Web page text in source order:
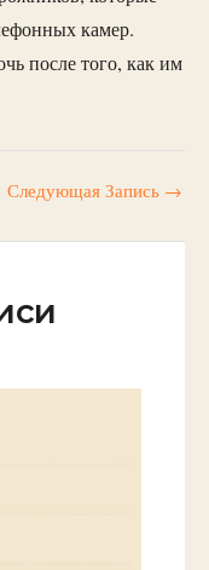
камер.
после того, как им
Следующая Запись →